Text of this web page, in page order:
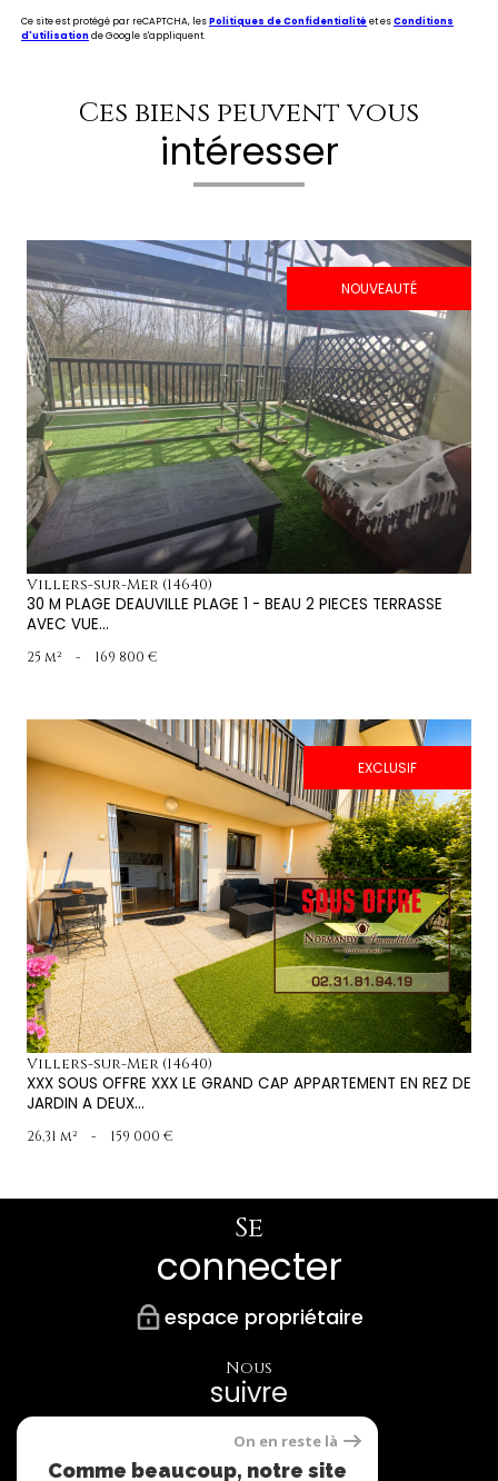
Ce site est protégé par reCAPTCHA, lesPolitiques de Confidentialitéet esConditions
d'utilisationde Google s'appliquent.
Ces biens peuvent vous
intéresser
NOUVEAUTÉ
voir le bien
Villers-sur-Mer (14640)
30 M PLAGE DEAUVILLE PLAGE 1 - BEAU 2 PIECES TERRASSE
AVEC VUE...
25 m² - 169 800 €
EXCLUSIF
voir le bien
Villers-sur-Mer (14640)
XXX SOUS OFFRE XXX LE GRAND CAP APPARTEMENT EN REZ DE
JARDIN A DEUX...
26,31 m² - 159 000 €
Se
connecter
espace propriétaire
Nous
suivre
On en reste là
Comme beaucoup, notre site